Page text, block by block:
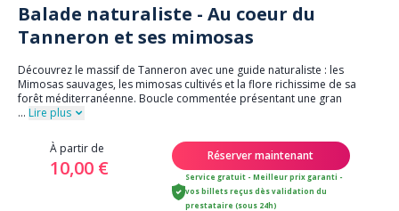
Balade naturaliste - Au coeur du
Tanneron et ses mimosas
Découvrez le massif de Tanneron avec une guide naturaliste : les
Mimosas sauvages, les mimosas cultivés et la flore richissime de sa
forêt méditerranéenne. Boucle commentée présentant une gran
... Lire plus
À partir de
10,00 €
Réserver maintenant
Service gratuit - Meilleur prix garanti -
vos billets reçus dès validation du
prestataire (sous 24h)